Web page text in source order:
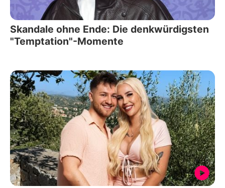
Skandale ohne Ende: Die denkwürdigsten
"Temptation"-Momente